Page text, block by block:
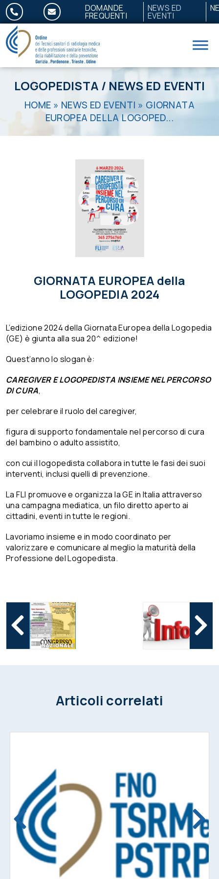
Salta al contenuto DOMANDE
FREQUENTI
NEWS ED
EVENTI
LOGOPEDISTA / NEWS ED EVENTI
HOME » NEWS ED EVENTI » GIORNATA
EUROPEA DELLA LOGOPED...
GIORNATA EUROPEA della
LOGOPEDIA 2024
L’edizione 2024 della Giornata Europea della Logopedia
(GE) è giunta alla sua 20^ edizione!
Quest’anno lo slogan è:
CAREGIVER E LOGOPEDISTA INSIEME NEL PERCORSO
DI CURA,
per celebrare il ruolo del caregiver,
figura di supporto fondamentale nel percorso di cura
del bambino o adulto assistito,
con cui il logopedista collabora in tutte le fasi dei suoi
interventi, inclusi quelli di prevenzione.
La FLI promuove e organizza la GE in Italia attraverso
una campagna mediatica, un filo diretto aperto ai
cittadini, eventi in tutte le regioni.
Lavoriamo insieme e in modo coordinato per
valorizzare e comunicare al meglio la maturità della
Professione del Logopedista.
Articoli correlati